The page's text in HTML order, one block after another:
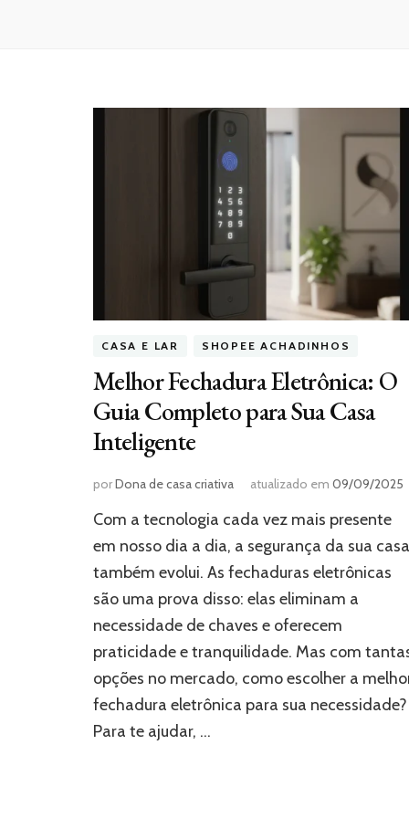
CASA E LAR SHOPEE ACHADINHOS
Melhor Fechadura Eletrônica: O
Guia Completo para Sua Casa
Inteligente
porDona de casa criativa atualizado em 09/09/2025
Com a tecnologia cada vez mais presente
em nosso dia a dia, a segurança da sua casa
também evolui. As fechaduras eletrônicas
são uma prova disso: elas eliminam a
necessidade de chaves e oferecem
praticidade e tranquilidade. Mas com
opções no mercado, como escolher a
fechadura eletrônica para sua necessidade?
Para te ajudar, …